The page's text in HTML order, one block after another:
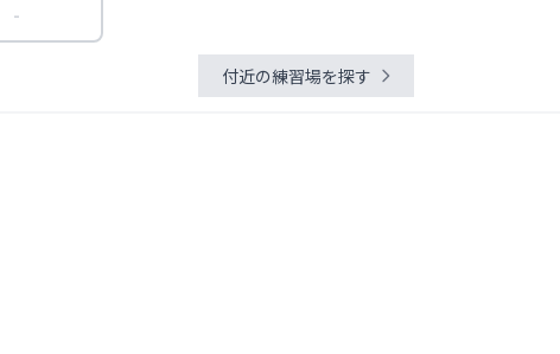
-
付近の練習場を探す